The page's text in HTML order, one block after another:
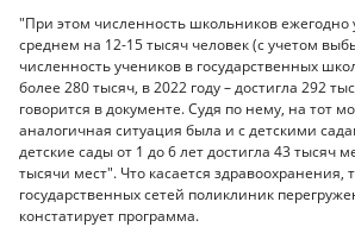
"При этом численность школьников ежегодно
среднем на 12-15 тысяч человек (с учетом
численность учеников в государственных
более 280 тысяч, в 2022 году – достигла 292
говорится в документе. Судя по нему, на тот
аналогичная ситуация была и с детскими
детские сады от 1 до 6 лет достигла 43 тысяч
тысячи мест". Что касается здравоохранения,
государственных сетей поликлиник
констатирует программа.